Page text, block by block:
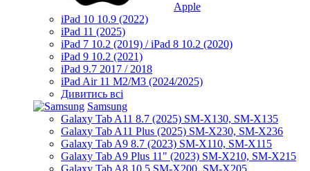
Apple
iPad 10 10.9 (2022)
iPad 11 (2025)
iPad 7 10.2 (2019) / iPad 8 10.2 (2020)
iPad 9 10.2 (2021)
iPad 9.7 2017 / 2018
iPad Air 11 M2/M3 (2024/2025)
Дивитись всі
Samsung
Galaxy Tab A11 8.7 (2025) SM-X130, SM-X135
Galaxy Tab A11 Plus (2025) SM-X230, SM-X236
Galaxy Tab A9 8.7 (2023) SM-X110, SM-X115
Galaxy Tab A9 Plus 11" (2023) SM-X210, SM-X215
Galaxy Tab A8 10.5 SM-X200, SM-X205